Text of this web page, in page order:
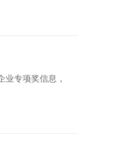
专项奖信息，